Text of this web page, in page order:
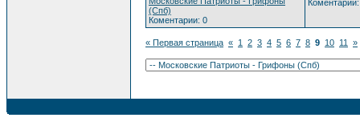
(Спб)
Коментарии: 0
« Первая страница « 1 2 3 4 5 6 7 8 9 10 11 »